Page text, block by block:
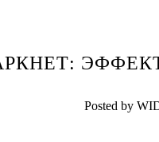
Posted by